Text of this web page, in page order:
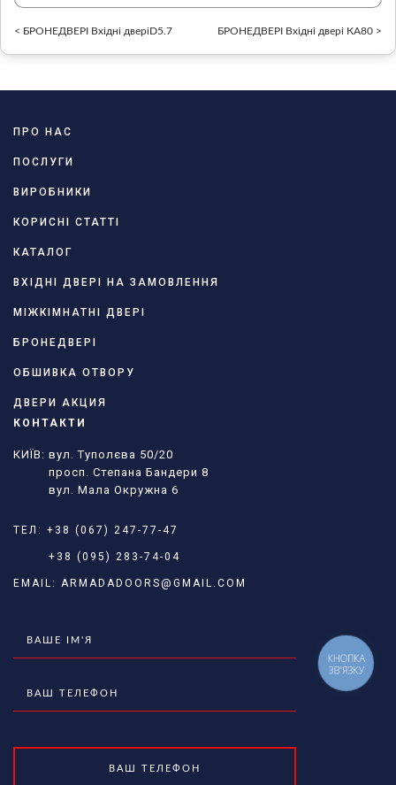
< БРОНЕДВЕРІ Вхідні дверіD5.7 БРОНЕДВЕРІ Вхідні двері КА80 >
ПРО НАС
ПОСЛУГИ
ВИРОБНИКИ
КОРИСНІ СТАТТІ
КАТАЛОГ
ВХІДНІ ДВЕРІ НА ЗАМОВЛЕННЯ
МІЖКІМНАТНІ ДВЕРІ
БРОНЕДВЕРІ
ОБШИВКА ОТВОРУ
ДВЕРИ АКЦИЯ
КОНТАКТИ
КИЇВ: вул. Туполєва 50/20
просп. Степана Бандери 8
вул. Мала Окружна 6
ТЕЛ: +38 (067) 247-77-47
+38 (095) 283-74-04
EMAIL: ARMADADOORS@GMAIL.COM
КНОПКА
ЗВ'ЯЗКУ